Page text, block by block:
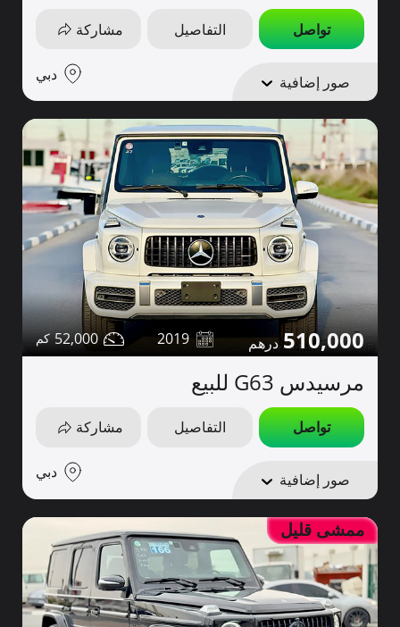
تواصل التفاصيل مشاركة
صور إضافية دبي
510,000
2019
52,000
مرسيدس G63 للبيع
تواصل التفاصيل مشاركة
صور إضافية دبي
ممشى قليل